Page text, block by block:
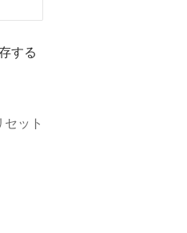
する
ット